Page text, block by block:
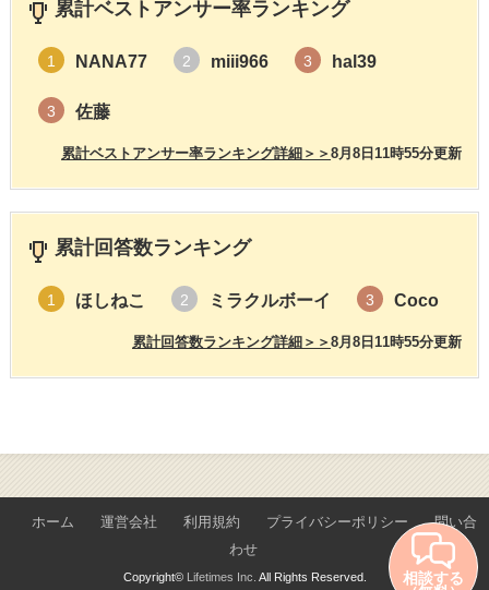
累計ベストアンサー率ランキング
1 NANA77 2 miii966 3 hal39
3 佐藤
8月8日11時55分更新
累計ベストアンサー率ランキング詳細＞＞
累計回答数ランキング
1 ほしねこ 2 ミラクルボーイ 3 Coco
8月8日11時55分更新
累計回答数ランキング詳細＞＞
ホーム 運営会社 利用規約 プライバシーポリシー
問い合
わせ
Copyright© Lifetimes Inc. All Rights Reserved. 相談する